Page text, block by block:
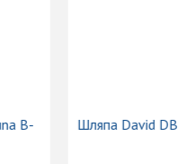
Шляпа David DB24-A01